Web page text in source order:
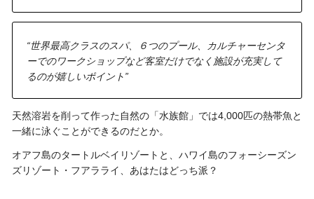
“世界最高クラスのスパ、６つのプール、カルチャーセンタ
ーでのワークショップなど客室だけでなく施設が充実して
るのが嬉しいポイント”
天然溶岩を削って作った自然の「水族館」では4,000匹の熱帯魚と
一緒に泳ぐことができるのだとか。
オアフ島のタートルベイリゾートと、ハワイ島のフォーシーズン
ズリゾート・フアラライ、あはたはどっち派？